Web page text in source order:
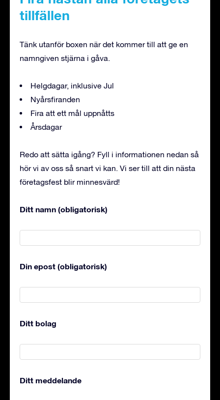
tillfällen
Tänk utanför boxen när det kommer till att ge en
namngiven stjärna i gåva.
Helgdagar, inklusive Jul
Nyårsfiranden
Fira att ett mål uppnåtts
Årsdagar
Redo att sätta igång? Fyll i informationen nedan så
hör vi av oss så snart vi kan. Vi ser till att din nästa
företagsfest blir minnesvärd!
Ditt namn (obligatorisk)
Din epost (obligatorisk)
Ditt bolag
Ditt meddelande